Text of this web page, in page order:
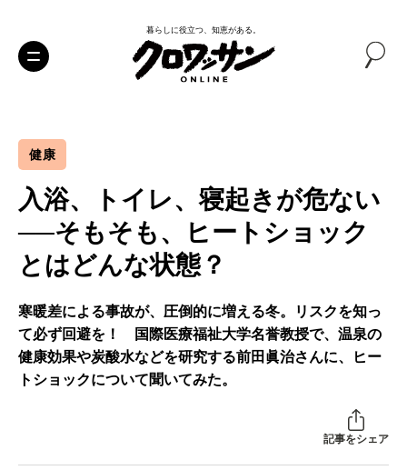
暮らしに役立つ、知恵がある。
健康
入浴、トイレ、寝起きが危ない
──そもそも、ヒートショック
とはどんな状態？
寒暖差による事故が、圧倒的に増える冬。リスクを知っ
て必ず回避を！ 国際医療福祉大学名誉教授で、温泉の
健康効果や炭酸水などを研究する前田眞治さんに、ヒー
トショックについて聞いてみた。
記事をシェア